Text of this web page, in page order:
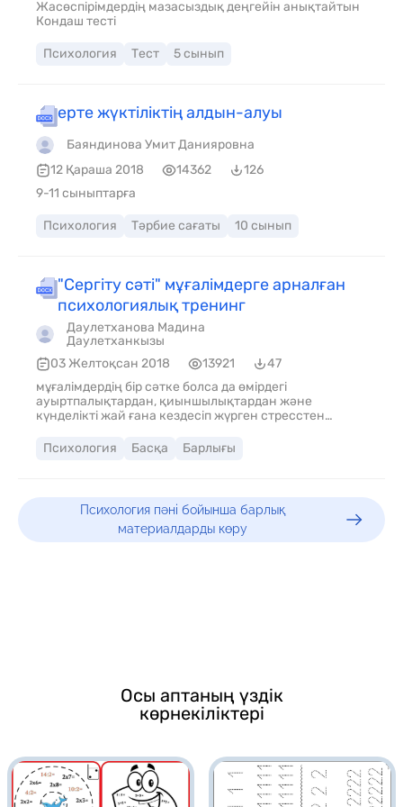
Жасөспірімдердің мазасыздық деңгейін анықтайтын
Кондаш тесті
Психология Тест 5 сынып
ерте жүктіліктің алдын-алуы
Баяндинова Умит Данияровна
12 Қараша 2018
14362
126
9-11 сыныптарға
Психология Тәрбие сағаты 10 сынып
"Сергіту сәті" мұғалімдерге арналған
психологиялық тренинг
Даулетханова Мадина
Даулетханкызы
03 Желтоқсан 2018
13921
47
мұғалімдердің бір сәтке болса да өмірдегі
ауыртпалықтардан, қиыншылықтардан және
күнделікті жай ғана кездесіп жүрген стреcстен
сезініп, жағымды көңіл-күй орнату.
Психология Басқа Барлығы
Психология пәні бойынша барлық
материалдарды көру
Осы аптаның үздік
көрнекіліктері